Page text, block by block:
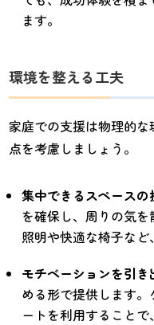
ます。
環境を整える工夫
家庭での支援は物理的
点を考慮しましょう。
集中できるスペースの
を確保し、周りの気
照明や快適な椅子など
モチベーションを引き
める形で提供します
ートを利用すること